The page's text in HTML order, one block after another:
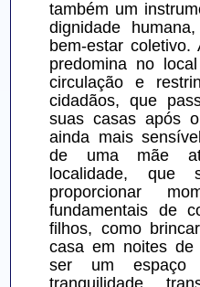
também um
dignidade
bem-estar
predomina no
circulação e
cidadãos, que
suas casas após
ainda mais
de uma mãe
localidade,
proporcionar
fundamentais de
filhos, como
casa em noites
ser um espaço